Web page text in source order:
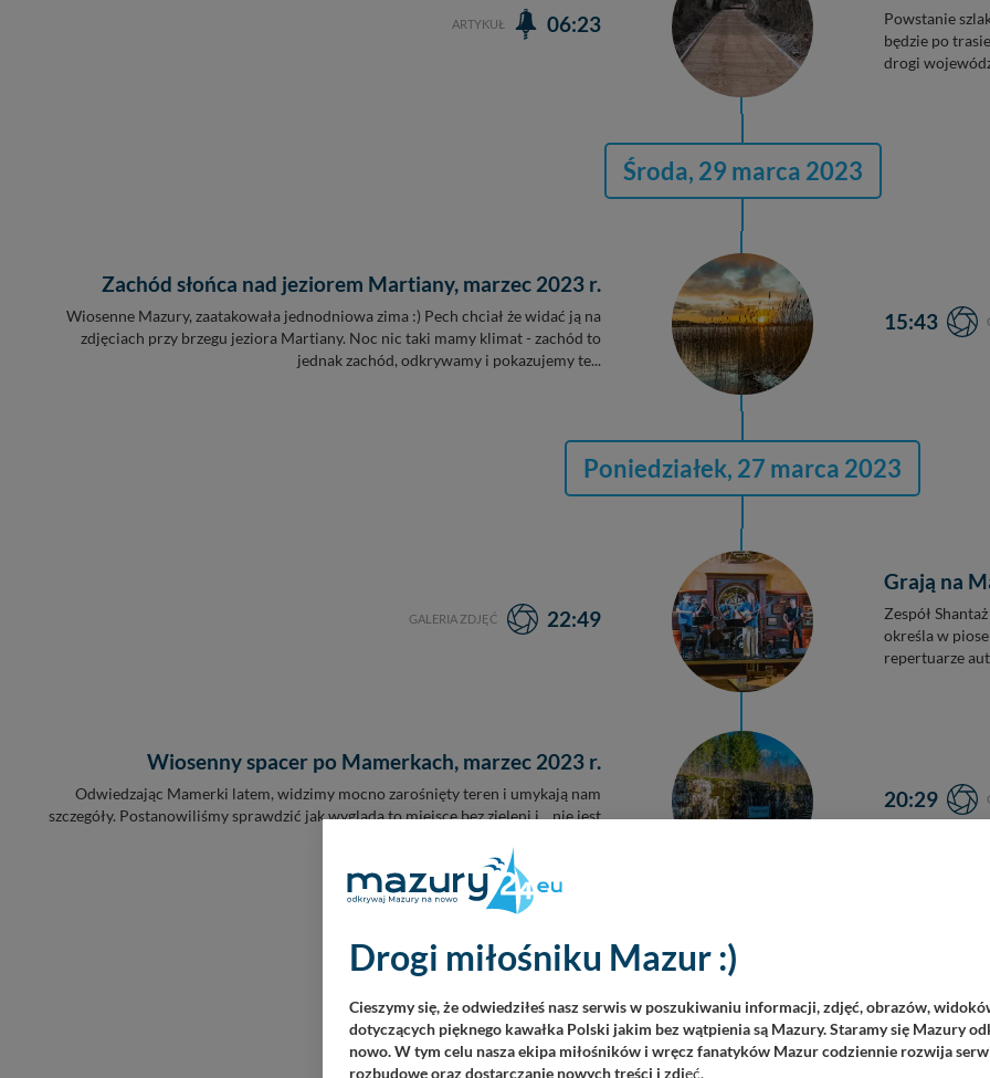
ARTYKUŁ 06:23
Powstanie
będzie po
drogi
Środa, 29 marca 2023
Zachód słońca nad jeziorem Martiany, marzec 2023 r.
Wiosenne Mazury, zaatakowała jednodniowa zima :) Pech chciał że widać ją na
zdjęciach przy brzegu jeziora Martiany. Noc nic taki mamy klimat - zachód to
jednak zachód, odkrywamy i pokazujemy te...
15:43
Poniedziałek, 27 marca 2023
GALERIA ZDJĘĆ 22:49
Grają na
Zespół
określa w
repertuarze
Wiosenny spacer po Mamerkach, marzec 2023 r.
Odwiedzając Mamerki latem, widzimy mocno zarośnięty teren i umykają nam
szczegóły. Postanowiliśmy sprawdzić jak wygląda to miejsce bez zieleni i... nie jest
20:29
06:45
– Yutongi
kolejny
który mamy
Drogi miłośniku Mazur :)
Cieszymy się, że odwiedziłeś nasz serwis w poszukiwaniu informacji, zdjęć, obrazów,
dotyczących pięknego kawałka Polski jakim bez wątpienia są Mazury. Staramy się Mazury
nowo. W tym celu nasza ekipa miłośników i wręcz fanatyków Mazur codziennie rozwija
rozbudowę oraz dostarczanie nowych treści i zdjęć.